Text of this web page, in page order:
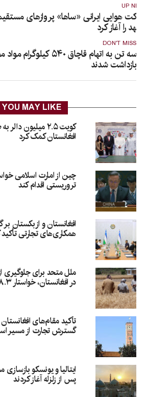
UP
هوایی ایرانی «ساها» پروازهای
را آغاز کرد
DON'T MISS
سه تن به اتهام قاچاق
بازداشت شدند
YOU MAY LIKE
کویت ۲.۵ میلیون
افغانستان کمک کرد
چین از امارت اسلامی
تروریستی اقدام کند
افغانستان و ازبکستان
همکاری‌های تجارتی تأکید
ملل متحد برای
در افغانستان، خواستار ۳۸.۳ میلیون دالر کمک شد
تأکید مقام‌های
گسترش تجارت از مسیر
ایتالیا و یونسکو
پس از زلزله آغاز کردند